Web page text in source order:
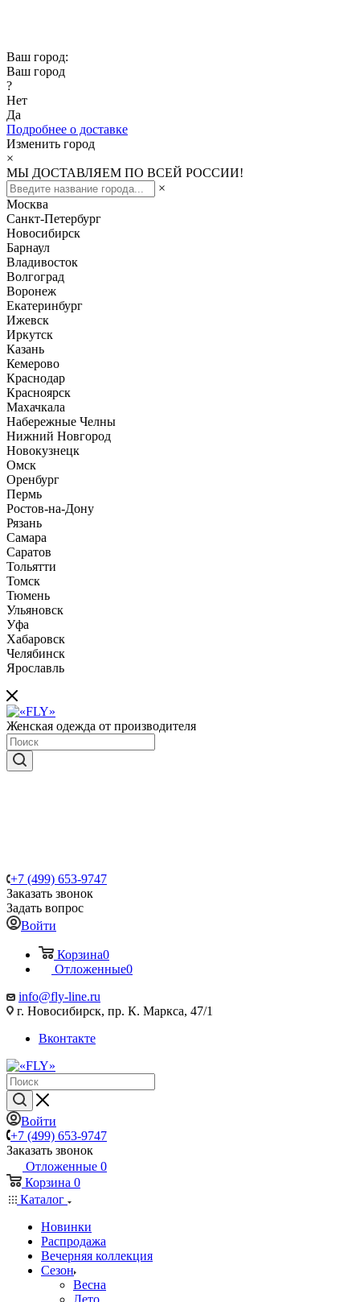
Ваш город:
Ваш город
?
Нет
Да
Подробнее о доставке
Изменить город
×
МЫ ДОСТАВЛЯЕМ ПО ВСЕЙ РОССИИ!
×
Москва
Санкт-Петербург
Новосибирск
Барнаул
Владивосток
Волгоград
Воронеж
Екатеринбург
Ижевск
Иркутск
Казань
Кемерово
Краснодар
Красноярск
Махачкала
Набережные Челны
Нижний Новгород
Новокузнецк
Омск
Оренбург
Пермь
Ростов-на-Дону
Рязань
Самара
Саратов
Тольятти
Томск
Тюмень
Ульяновск
Уфа
Хабаровск
Челябинск
Ярославль
Женская одежда от производителя
+7 (499) 653-9747
Заказать звонок
Задать вопрос
Войти
Корзина0
Отложенные0
info@fly-line.ru
г. Новосибирск, пр. К. Маркса, 47/1
Вконтакте
Войти
+7 (499) 653-9747
Заказать звонок
Отложенные 0
Корзина 0
Каталог
Новинки
Распродажа
Вечерняя коллекция
Сезон
Весна
Лето